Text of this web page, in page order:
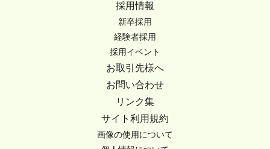
採用情報
新卒採用
経験者採用
採用イベント
お取引先様へ
お問い合わせ
リンク集
サイト利用規約
画像の使用について